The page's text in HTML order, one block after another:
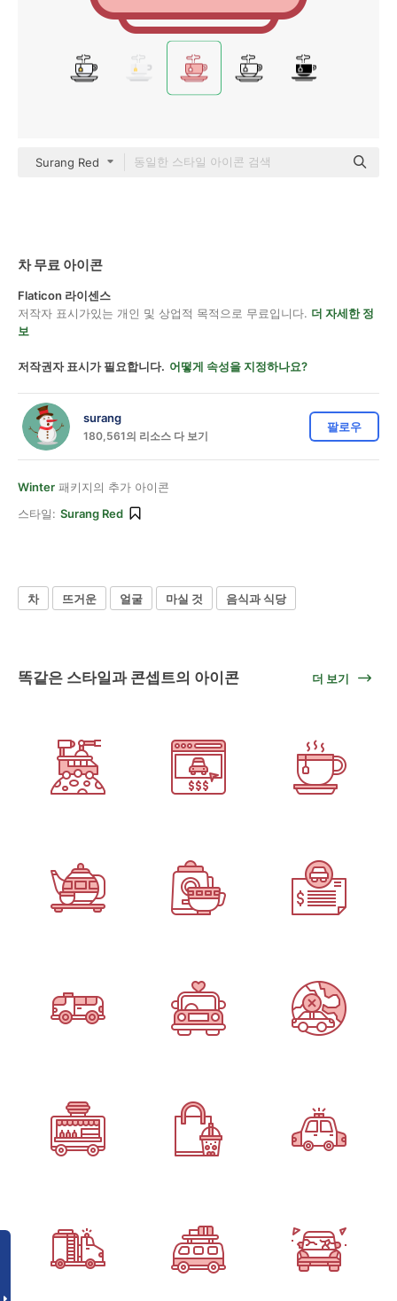
Surang Red
차 무료 아이콘
Flaticon 라이센스
저작자 표시가있는 개인 및 상업적 목적으로 무료입니다. 더 자세한 정
보
저작권자 표시가 필요합니다. 어떻게 속성을 지정하나요?
surang
180,561의 리소스 다 보기
팔로우
Winter 패키지의 추가 아이콘
스타일: Surang Red
차 뜨거운 얼굴 마실 것 음식과 식당
똑같은 스타일과 콘셉트의 아이콘 더 보기